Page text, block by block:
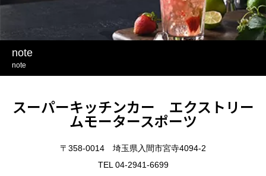
note
note
スーパーキッチンカー エクストリー
ムモータースポーツ
〒358-0014 埼玉県入間市宮寺4094-2
TEL 04-2941-6699